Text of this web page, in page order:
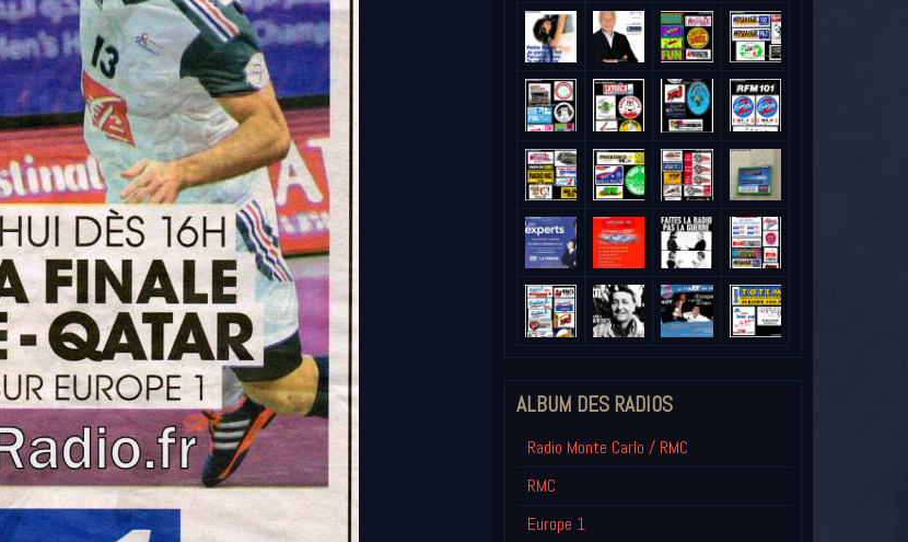
ALBUM DES RADIOS
Radio Monte Carlo / RMC
RMC
Europe 1